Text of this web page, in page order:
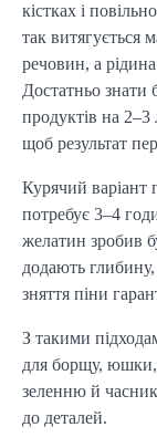
кістках і
так витягується
речовин, а
Достатньо знати
продуктів на
щоб результат
Курячий варіант
потребує 3–4
желатин зробив
додають
зняття піни
З такими
для борщу, юшки,
зеленню й
до деталей.